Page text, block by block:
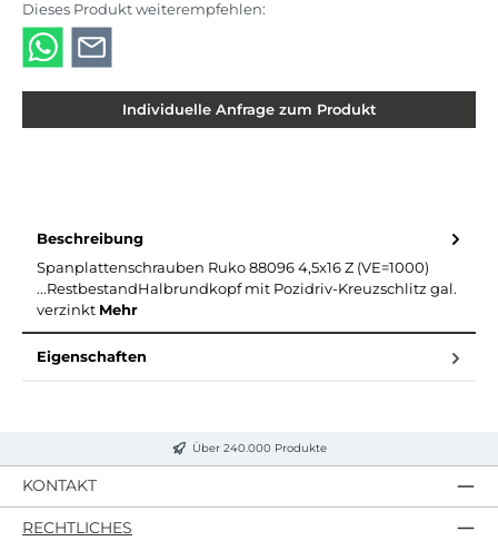
Dieses Produkt weiterempfehlen:
Individuelle Anfrage zum Produkt
Beschreibung
Spanplattenschrauben Ruko 88096 4,5x16 Z (VE=1000)
...RestbestandHalbrundkopf mit Pozidriv-Kreuzschlitz gal.
verzinkt Mehr
Eigenschaften
Über 240.000 Produkte
KONTAKT
RECHTLICHES